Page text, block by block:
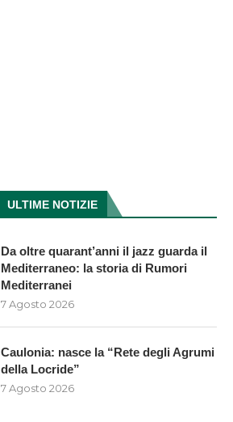
ULTIME NOTIZIE
Da oltre quarant’anni il jazz guarda il
Mediterraneo: la storia di Rumori
Mediterranei
7 Agosto 2026
Caulonia: nasce la “Rete degli Agrumi
della Locride”
7 Agosto 2026